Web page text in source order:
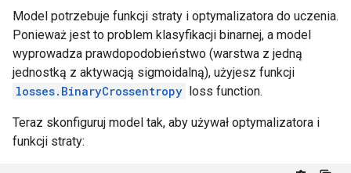
Model potrzebuje funkcji straty i optymalizatora do uczenia.
Ponieważ jest to problem klasyfikacji binarnej, a model
wyprowadza prawdopodobieństwo (warstwa z jedną
jednostką z aktywacją sigmoidalną), użyjesz funkcji
losses.BinaryCrossentropy loss function.
Teraz skonfiguruj model tak, aby używał optymalizatora i
funkcji straty: